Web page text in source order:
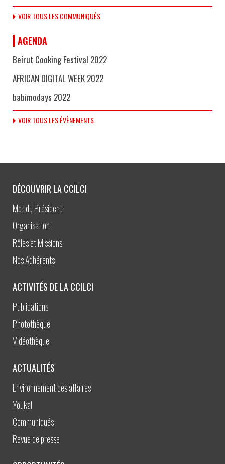
VOIR TOUS LES COMMUNIQUÉS
AGENDA
Beirut Cooking Festival 2022
AFRICAN DIGITAL WEEK 2022
babimodays 2022
VOIR TOUS LES ÉVÈNEMENTS
DÉCOUVRIR LA CCILCI
Mot du Président
Organisation
Rôles et Missions
Nos Adhérents
ACTIVITÉS DE LA CCILCI
Publications
Photothèque
Vidéothèque
ACTUALITÉS
Environnement des affaires
Youkal
Communiqués
Revue de presse